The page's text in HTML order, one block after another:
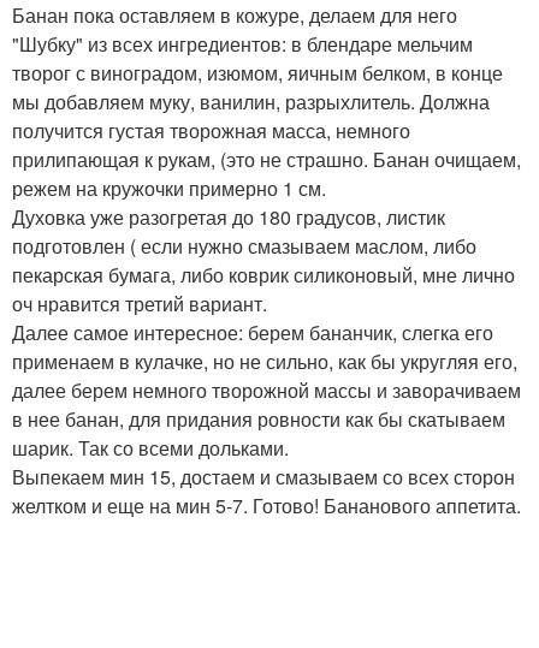
Банан пока оставляем в кожуре, делаем для него
"Шубку" из всех ингредиентов: в блендаре мельчим
творог с виноградом, изюмом, яичным белком, в конце
мы добавляем муку, ванилин, разрыхлитель. Должна
получится густая творожная масса, немного
прилипающая к рукам, (это не страшно. Банан очищаем,
режем на кружочки примерно 1 см.
Духовка уже разогретая до 180 градусов, листик
подготовлен ( если нужно смазываем маслом, либо
пекарская бумага, либо коврик силиконовый, мне лично
оч нравится третий вариант.
Далее самое интересное: берем бананчик, слегка его
применаем в кулачке, но не сильно, как бы укругляя его,
далее берем немного творожной массы и заворачиваем
в нее банан, для придания ровности как бы скатываем
шарик. Так со всеми дольками.
Выпекаем мин 15, достаем и смазываем со всех сторон
желтком и еще на мин 5-7. Готово! Бананового аппетита.